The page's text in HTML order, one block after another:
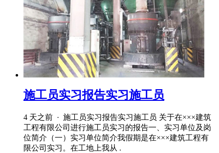
施工员实习报告实习施工员
4 天之前 · 施工员实习报告实习施工员 关于在×××建筑
工程有限公司进行施工员实习的报告一、实习单位及岗
位简介（一）实习单位简介我假期是在×××建筑工程有
限公司实习。在工地上我从 .